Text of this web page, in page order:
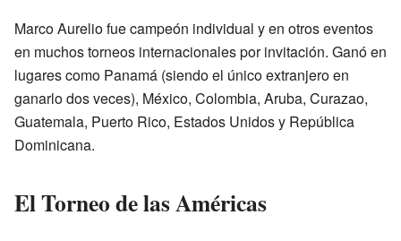
Marco Aurelio fue campeón individual y en otros eventos
en muchos torneos internacionales por invitación. Ganó en
lugares como Panamá (siendo el único extranjero en
ganarlo dos veces), México, Colombia, Aruba, Curazao,
Guatemala, Puerto Rico, Estados Unidos y República
Dominicana.
El Torneo de las Américas